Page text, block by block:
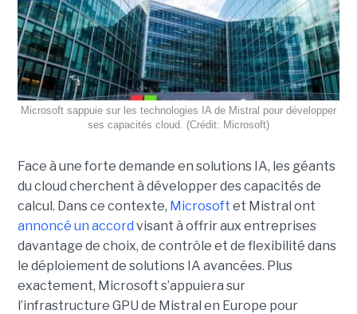
Microsoft sappuie sur les technologies IA de Mistral pour développer
ses capacités cloud. (Crédit: Microsoft)
Face à une forte demande en solutions IA, les géants
du cloud cherchent à développer des capacités de
calcul. Dans ce contexte, Microsoft et Mistral ont
annoncé un accord visant à offrir aux entreprises
davantage de choix, de contrôle et de flexibilité dans
le déploiement de solutions IA avancées. Plus
exactement, Microsoft s’appuiera sur
l’infrastructure GPU de Mistral en Europe pour